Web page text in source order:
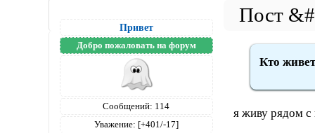
Привет
Добро пожаловать на форум
Сообщений: 114
Уважение: [+401/-17]
Кто
я живу рядом